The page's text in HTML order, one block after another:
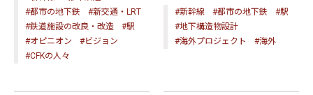
#都市の地下鉄
#新交通・LRT
#鉄道施設の改良・改造
#駅
#オピニオン
#ビジョン
#CFKの人々
#新幹線 #都市の地下鉄
#駅
#地下構造物設計
#海外プロジェクト
#海外